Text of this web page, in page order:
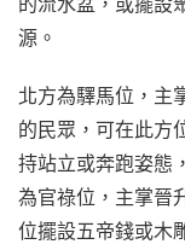
源。
北方為驛馬位，主
的民眾，可在此方
持站立或奔跑姿態
為官祿位，主掌晉
位擺設五帝錢或木